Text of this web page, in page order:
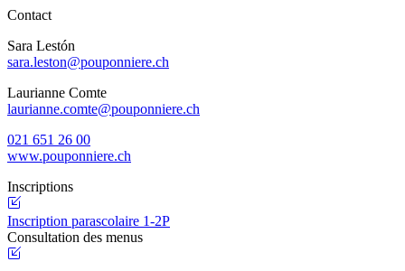
Contact
Sara Lestón
sara.leston@pouponniere.ch
Laurianne Comte
laurianne.comte@pouponniere.ch
021 651 26 00
www.pouponniere.ch
Inscriptions
Inscription parascolaire 1-2P
Consultation des menus